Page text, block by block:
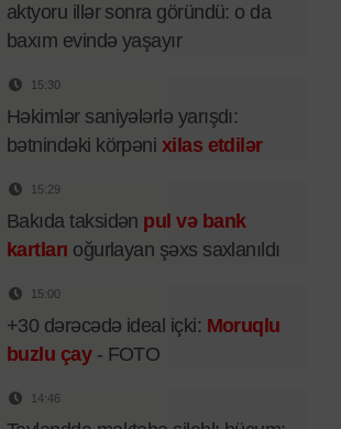
aktyoru illər sonra göründü: o da
baxım evində yaşayır
15:30
Həkimlər saniyələrlə yarışdı:
bətnindəki körpəni xilas etdilər
15:29
Bakıda taksidən pul və bank
kartları oğurlayan şəxs saxlanıldı
15:00
+30 dərəcədə ideal içki: Moruqlu
buzlu çay- FOTO
14:46